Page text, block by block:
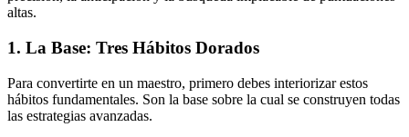
altas.
1. La Base: Tres Hábitos Dorados
Para convertirte en un maestro, primero debes interiorizar estos
hábitos fundamentales. Son la base sobre la cual se construyen todas
las estrategias avanzadas.